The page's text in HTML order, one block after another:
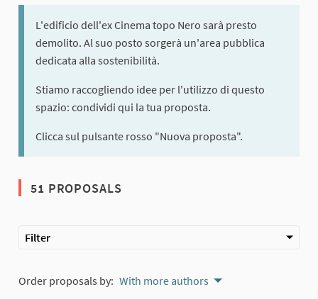
L'edificio dell'ex Cinema topo Nero sarà presto
demolito. Al suo posto sorgerà un'area pubblica
dedicata alla sostenibilità.
Stiamo raccogliendo idee per l'utilizzo di questo
spazio: condividi qui la tua proposta.
Clicca sul pulsante rosso "Nuova proposta".
51 PROPOSALS
Filter
Order proposals by: With more authors